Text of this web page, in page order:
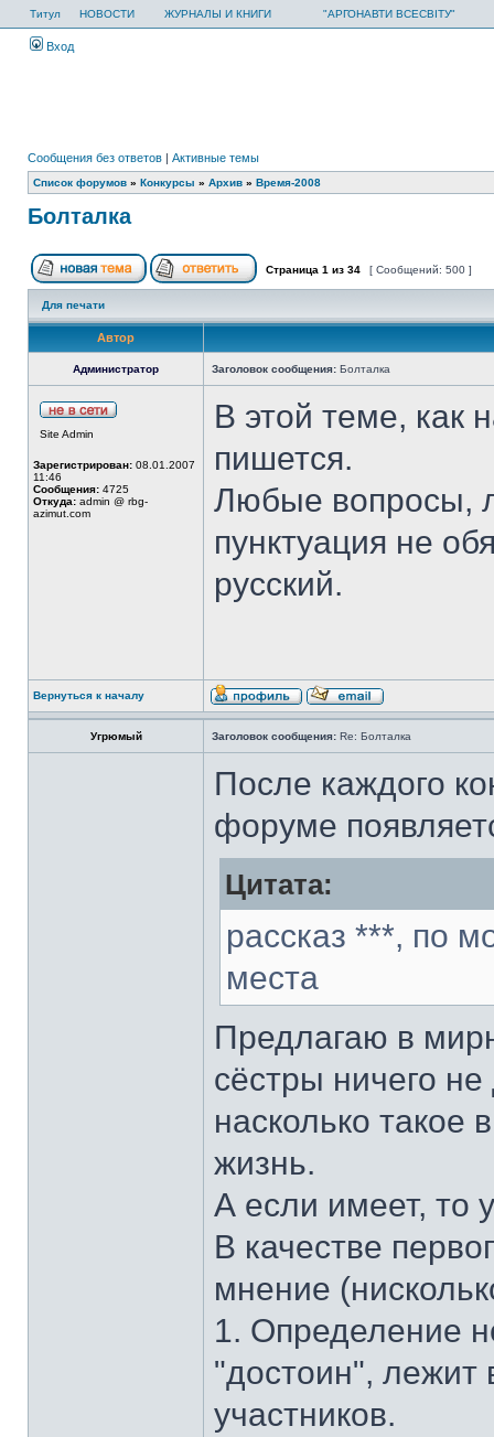
Титул НОВОСТИ ЖУРНАЛЫ И КНИГИ "АРГОНАВТИ ВСЕСВІТУ"
Вход
Сообщения без ответов | Активные темы
Список форумов » Конкурсы » Архив » Время-2008
Болталка
Страница 1 из 34 [ Сообщений: 500 ]
Для печати
Автор
Администратор Заголовок сообщения: Болталка
Site Admin
Зарегистрирован: 08.01.2007
11:46
Сообщения: 4725
Откуда: admin @ rbg-
azimut.com
В этой теме, как
пишется.
Любые вопросы,
пунктуация не
русский.
Вернуться к началу
Угрюмый Заголовок сообщения: Re: Болталка
После каждого
форуме
Цитата:
рассказ ***, по
места
Предлагаю в
сёстры ничего не
насколько такое
жизнь.
А если имеет, то
В качестве
мнение
1. Определение
"достоин", лежит
участников.